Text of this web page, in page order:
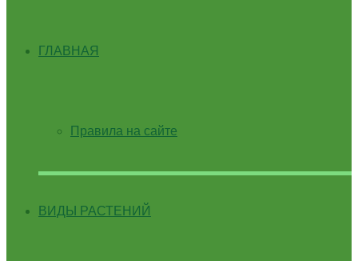
ГЛАВНАЯ
Правила на сайте
ВИДЫ РАСТЕНИЙ